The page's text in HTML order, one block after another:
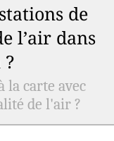
de
l’air dans
la carte avec
de l'air ?